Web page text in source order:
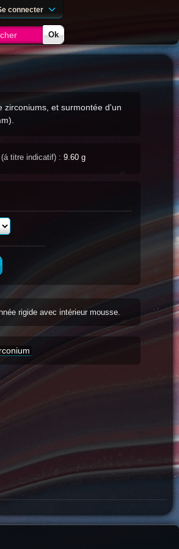
zirconiums, et surmontée d'un
(á titre indicatif) : 9.60 g
rigide avec intérieur mousse.
connecter
Ok